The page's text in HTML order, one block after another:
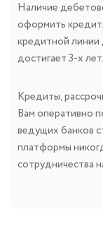
Наличие
оформить
кредитной
достигает 3-х лет.
Кредиты,
Вам оперативно
ведущих банков
платформы
сотрудничества